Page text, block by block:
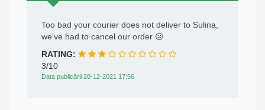
Too bad your courier does not deliver to Sulina,
we've had to cancel our order ☹
RATING:
3/10
Data publicării 20-12-2021 17:56